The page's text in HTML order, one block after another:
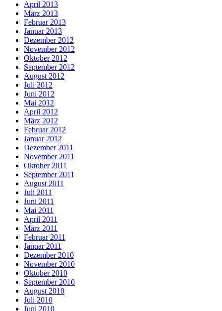
April 2013
März 2013
Februar 2013
Januar 2013
Dezember 2012
November 2012
Oktober 2012
September 2012
August 2012
Juli 2012
Juni 2012
Mai 2012
April 2012
März 2012
Februar 2012
Januar 2012
Dezember 2011
November 2011
Oktober 2011
September 2011
August 2011
Juli 2011
Juni 2011
Mai 2011
April 2011
März 2011
Februar 2011
Januar 2011
Dezember 2010
November 2010
Oktober 2010
September 2010
August 2010
Juli 2010
Juni 2010